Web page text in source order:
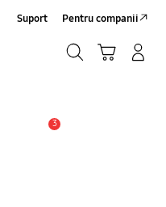
Suport Pentru companii
3